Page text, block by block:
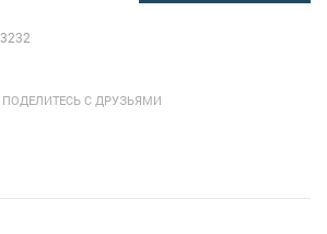
3232
ПОДЕЛИТЕСЬ С ДРУЗЬЯМИ